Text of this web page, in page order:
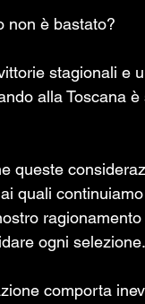
non è bastato?
stagionali e
alla Toscana
queste
quali
ogni selezione.
comporta